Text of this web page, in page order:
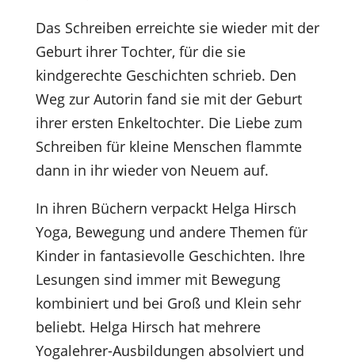
Das Schreiben erreichte sie wieder mit der
Geburt ihrer Tochter, für die sie
kindgerechte Geschichten schrieb. Den
Weg zur Autorin fand sie mit der Geburt
ihrer ersten Enkeltochter. Die Liebe zum
Schreiben für kleine Menschen flammte
dann in ihr wieder von Neuem auf.
In ihren Büchern verpackt Helga Hirsch
Yoga, Bewegung und andere Themen für
Kinder in fantasievolle Geschichten. Ihre
Lesungen sind immer mit Bewegung
kombiniert und bei Groß und Klein sehr
beliebt. Helga Hirsch hat mehrere
Yogalehrer-Ausbildungen absolviert und